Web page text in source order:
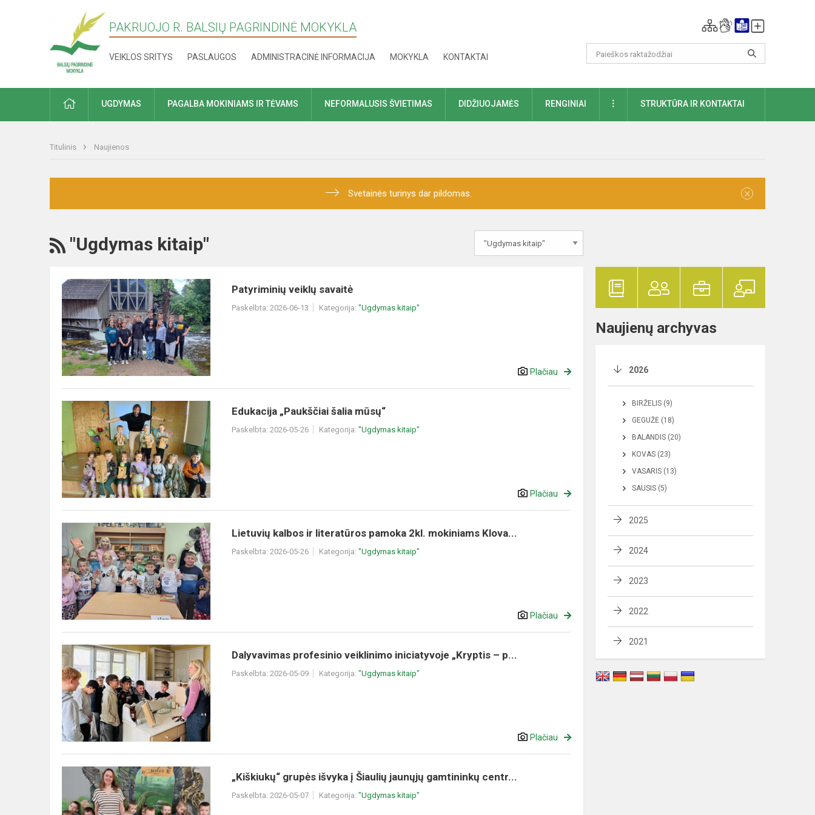
PAKRUOJO R. BALSIŲ PAGRINDINĖ MOKYKLA
VEIKLOS SRITYS PASLAUGOS ADMINISTRACINĖ INFORMACIJA MOKYKLA KONTAKTAI
PRADŽIAUGDYMAS PAGALBA MOKINIAMS IR TĖVAMS NEFORMALUSIS ŠVIETIMAS DIDŽIUOJAMĖS RENGINIAI DAUGIAUSTRUKTŪRA IR KONTAKTAI
Titulinis Naujienos
Svetainės turinys dar pildomas. ×
RSS
"Ugdymas kitaip"
Patyriminių
veiklų
savaitė
Patyriminių veiklų savaitė
Paskelbta: 2026-06-13 Kategorija: "Ugdymas kitaip"
Plačiau
Edukacija
„Paukščiai
šalia
mūsų“
Edukacija „Paukščiai šalia mūsų“
Paskelbta: 2026-05-26 Kategorija: "Ugdymas kitaip"
Plačiau
Lietuvių
kalbos
ir
literatūros
pamoka
2kl.
mokiniams
Klova...
Lietuvių kalbos ir literatūros pamoka 2kl. mokiniams Klova...
Paskelbta: 2026-05-26 Kategorija: "Ugdymas kitaip"
Plačiau
Dalyvavimas
profesinio
veiklinimo
iniciatyvoje
„Kryptis
–
p...
Dalyvavimas profesinio veiklinimo iniciatyvoje „Kryptis – p...
Paskelbta: 2026-05-09 Kategorija: "Ugdymas kitaip"
Plačiau
„Kiškiukų“
grupės
išvyka
„Kiškiukų“ grupės išvyka į Šiaulių jaunųjų gamtininkų centr...
Paskelbta: 2026-05-07 Kategorija: "Ugdymas kitaip"
Naujienų archyvas
2026
BIRŽELIS (9)
GEGUŽĖ (18)
BALANDIS (20)
KOVAS (23)
VASARIS (13)
SAUSIS (5)
2025
2024
2023
2022
2021